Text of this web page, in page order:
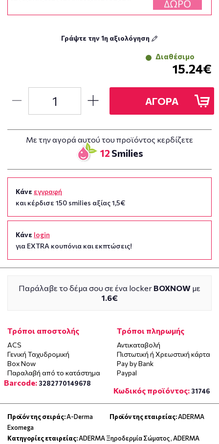
Γράψτε την 1η αξιολόγηση
Διαθέσιμο
15.24€
ΑΓΟΡΑ
Με την αγορά αυτού του προϊόντος κερδίζετε
12 Smilies
Κάνε εγγραφή
και κέρδισε 150 smilies αξίας 1,5€
Κάνε login
για EXTRA κουπόνια και εκπτώσεις!
Παράλαβε το δέμα σου σε ένα locker BOXNOW με
1.6€
Τρόποι αποστολής
ACS
Γενική Ταχυδρομική
Box Now
Παραλαβή από το κατάστημα
Τρόποι πληρωμής
Αντικαταβολή
Πιστωτική ή Χρεωστική κάρτα
Pay by Bank
Paypal
Barcode: 3282770149678
Κωδικός προϊόντος: 31746
Προϊόν της σειράς:A-Derma
Exomega
Προϊόν της εταιρείας:ADERMA
Κατηγορίες εταιρείας:ADERMA Ξηροδερμία Σώματος,ADERMA